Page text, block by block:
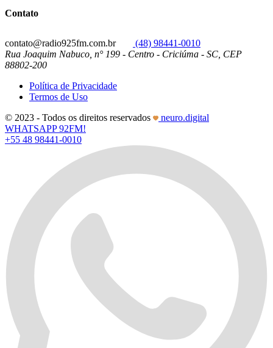
Contato
contato@radio925fm.com.br
(48) 98441-0010
Rua Joaquim Nabuco, n° 199 - Centro - Criciúma - SC, CEP
88802-200
Política de Privacidade
Termos de Uso
© 2023 - Todos os direitos reservados
neuro.digital
WHATSAPP 92FM!
+55 48 98441-0010